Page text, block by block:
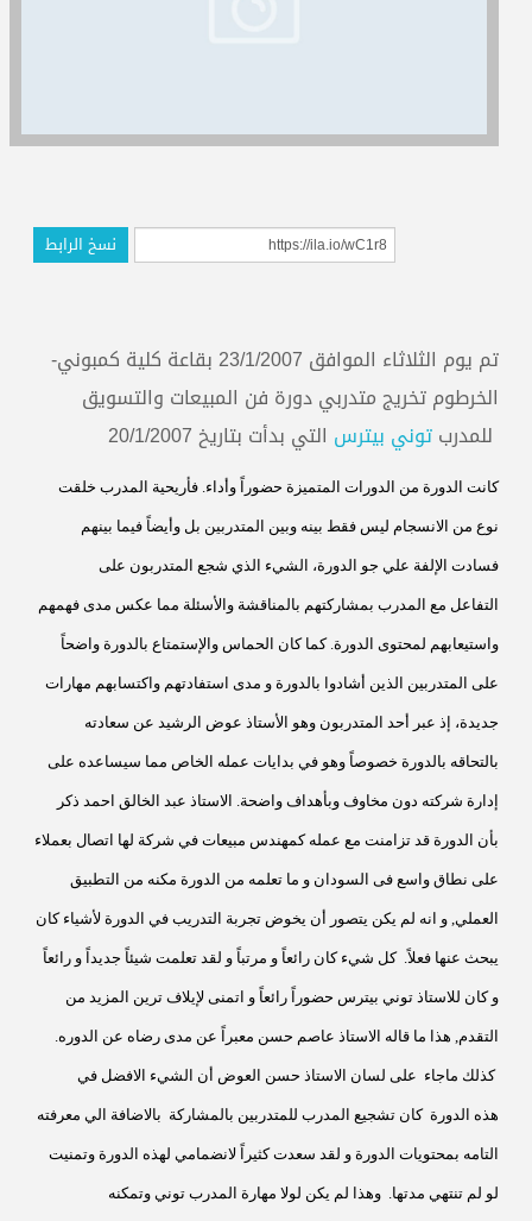
نسخ الرابط
تم يوم الثلاثاء الموافق 23/1/2007 بقاعة كلية كمبوني-
الخرطوم تخريج متدربي دورة فن المبيعات والتسويق
للمدربتوني بيترس
كانت الدورة من الدورات المتميزة حضوراً وأداء. فأريحية المدرب خلقت
نوع من الانسجام ليس فقط بينه وبين المتدربين بل وأيضاً فيما بينهم
فسادت الإلفة علي جو الدورة، الشيء الذي شجع المتدربون على
التفاعل مع المدرب بمشاركتهم بالمناقشة والأسئلة مما عكس مدى فهمهم
واستيعابهم لمحتوى الدورة. كما كان الحماس والإستمتاع بالدورة واضحاً
على المتدربين الذين أشادوا بالدورة و مدى استفادتهم واكتسابهم مهارات
جديدة، إذ عبر أحد المتدربون وهو الأستاذ عوض الرشيد عن سعادته
بالتحاقه بالدورة خصوصاً وهو في بدايات عمله الخاص مما سيساعده على
إدارة شركته دون مخاوف وبأهداف واضحة. الاستاذ عبد الخالق احمد ذكر
بأن الدورة قد تزامنت مع عمله كمهندس مبيعات في شركة لها اتصال بعملاء
على نطاق واسع فى السودان و ما تعلمه من الدورة مكنه من التطبيق
العملي, و انه لم يكن يتصور أن يخوض تجربة التدريب في الدورة لأشياء كان
يبحث عنها فعلاً. كل شيء كان رائعاً و مرتباً و لقد تعلمت شيئاً جديداً و رائعاً
و كان للاستاذ توني بيترس حضوراً رائعاً و اتمنى لإيلاف ترين المزيد من
التقدم, هذا ما قاله الاستاذ عاصم حسن معبراً عن مدى رضاه عن الدوره.
كذلك ماجاء على لسان الاستاذ حسن العوض أن الشيء الافضل في
هذه الدورة كان تشجيع المدرب للمتدربين بالمشاركة بالاضافة الي معرفته
التامه بمحتويات الدورة و لقد سعدت كثيراً لانضمامي لهذه الدورة وتمنيت
لو لم تنتهي مدتها. وهذا لم يكن لولا مهارة المدرب توني وتمكنه